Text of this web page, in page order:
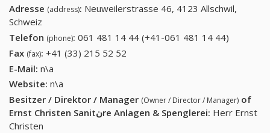
Adresse (address): Neuweilerstrasse 46, 4123 Allschwil,
Schweiz
Telefon (phone): 061 481 14 44 (+41-061 481 14 44)
Fax (fax): +41 (33) 215 52 52
E-Mail: n\a
Website: n\a
Besitzer / Direktor / Manager (Owner / Director / Manager) of
Ernst Christen Sanitنre Anlagen & Spenglerei: Herr Ernst
Christen